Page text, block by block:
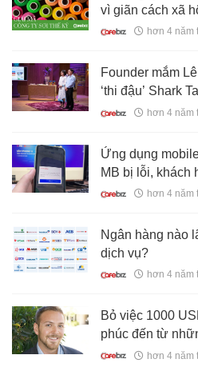
vì giãn cách xã
doanh nghiệp
hơn 4 năm
Founder mắm
‘thi đậu’ Shark
tượng, nắm chắc
hơn 4 năm
Ứng dụng
MB bị lỗi, khách
hơn 4 năm
Ngân hàng nào
dịch vụ?
hơn 4 năm
Bỏ việc 1000
phúc đến từ
ngày, chứ không
hơn 4 năm